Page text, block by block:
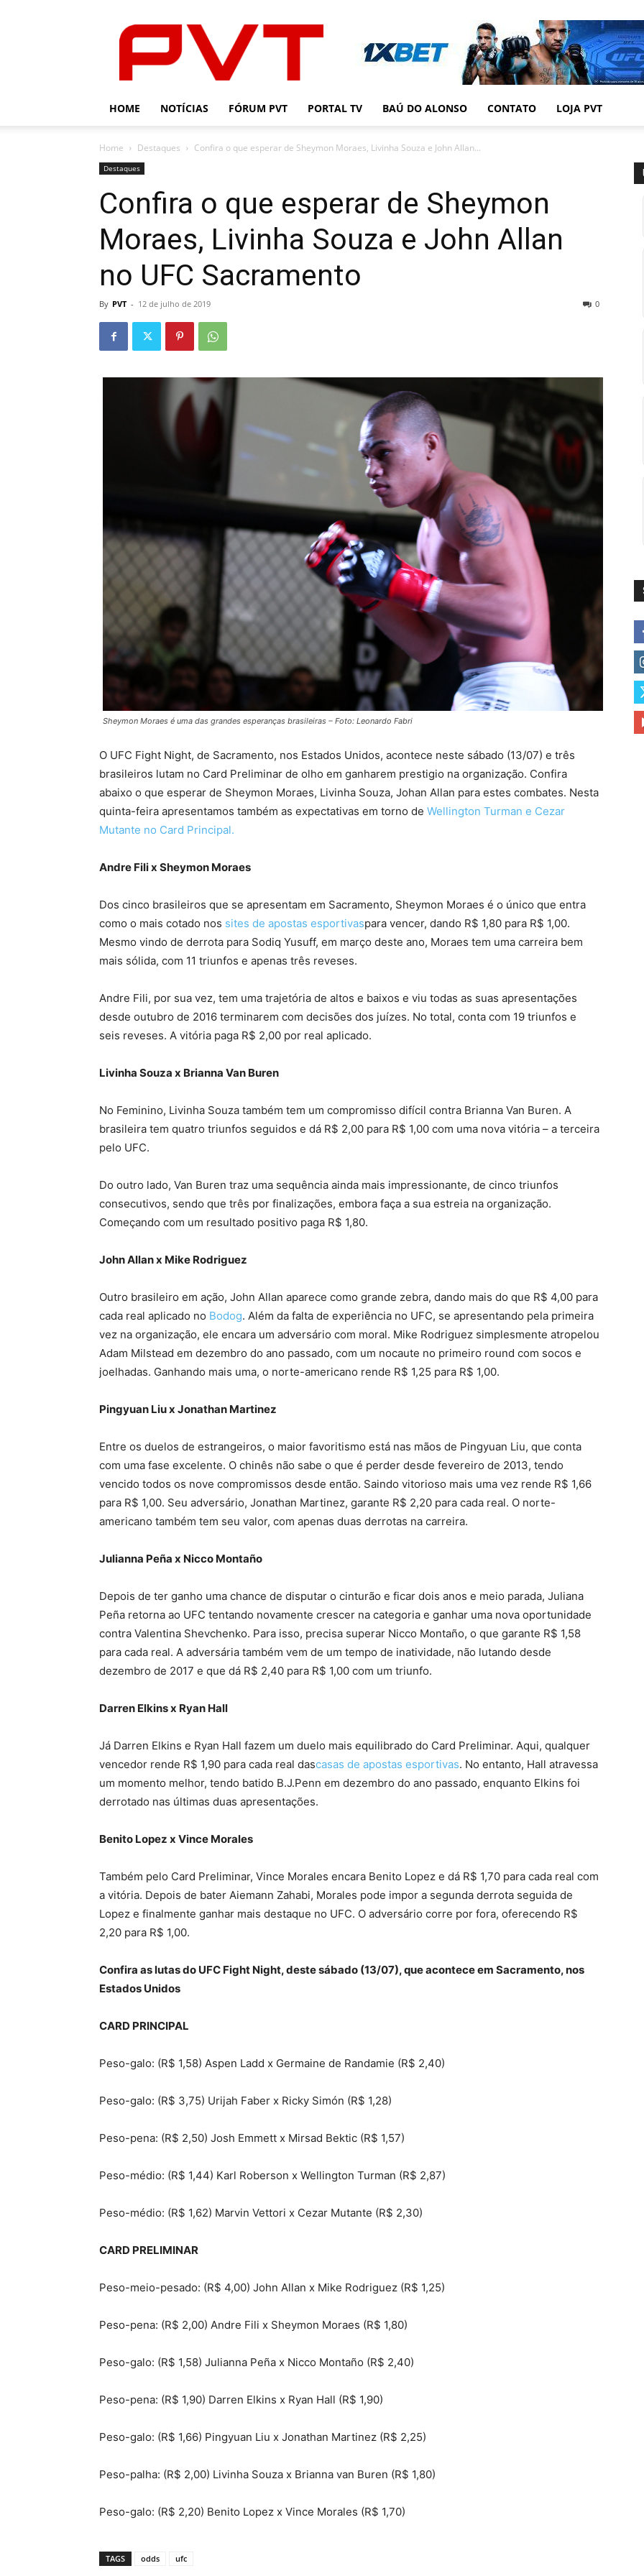
HOME NOTÍCIAS FÓRUM PVT PORTAL TV BAÚ DO ALONSO CONTATO LOJA PVT
Home Destaques Confira o que esperar de Sheymon Moraes, Livinha Souza e John Allan...
Destaques
Confira o que esperar de Sheymon
Moraes, Livinha Souza e John Allan
no UFC Sacramento
By PVT - 12 de julho de 2019 0
Sheymon Moraes é uma das grandes esperanças brasileiras – Foto: Leonardo Fabri
O UFC Fight Night, de Sacramento, nos Estados Unidos, acontece neste sábado (13/07) e três
brasileiros lutam no Card Preliminar de olho em ganharem prestigio na organização. Confira
abaixo o que esperar de Sheymon Moraes, Livinha Souza, Johan Allan para estes combates. Nesta
quinta-feira apresentamos também as expectativas em torno de Wellington Turman e Cezar
Mutante no Card Principal.
Andre Fili x Sheymon Moraes
Dos cinco brasileiros que se apresentam em Sacramento, Sheymon Moraes é o único que entra
como o mais cotado nos sites de apostas esportivaspara vencer, dando R$ 1,80 para R$ 1,00.
Mesmo vindo de derrota para Sodiq Yusuff, em março deste ano, Moraes tem uma carreira bem
mais sólida, com 11 triunfos e apenas três reveses.
Andre Fili, por sua vez, tem uma trajetória de altos e baixos e viu todas as suas apresentações
desde outubro de 2016 terminarem com decisões dos juízes. No total, conta com 19 triunfos e
seis reveses. A vitória paga R$ 2,00 por real aplicado.
Livinha Souza x Brianna Van Buren
No Feminino, Livinha Souza também tem um compromisso difícil contra Brianna Van Buren. A
brasileira tem quatro triunfos seguidos e dá R$ 2,00 para R$ 1,00 com uma nova vitória – a terceira
pelo UFC.
Do outro lado, Van Buren traz uma sequência ainda mais impressionante, de cinco triunfos
consecutivos, sendo que três por finalizações, embora faça a sua estreia na organização.
Começando com um resultado positivo paga R$ 1,80.
John Allan x Mike Rodriguez
Outro brasileiro em ação, John Allan aparece como grande zebra, dando mais do que R$ 4,00 para
cada real aplicado no Bodog. Além da falta de experiência no UFC, se apresentando pela primeira
vez na organização, ele encara um adversário com moral. Mike Rodriguez simplesmente atropelou
Adam Milstead em dezembro do ano passado, com um nocaute no primeiro round com socos e
joelhadas. Ganhando mais uma, o norte-americano rende R$ 1,25 para R$ 1,00.
Pingyuan Liu x Jonathan Martinez
Entre os duelos de estrangeiros, o maior favoritismo está nas mãos de Pingyuan Liu, que conta
com uma fase excelente. O chinês não sabe o que é perder desde fevereiro de 2013, tendo
vencido todos os nove compromissos desde então. Saindo vitorioso mais uma vez rende R$ 1,66
para R$ 1,00. Seu adversário, Jonathan Martinez, garante R$ 2,20 para cada real. O norte-
americano também tem seu valor, com apenas duas derrotas na carreira.
Julianna Peña x Nicco Montaño
Depois de ter ganho uma chance de disputar o cinturão e ficar dois anos e meio parada, Juliana
Peña retorna ao UFC tentando novamente crescer na categoria e ganhar uma nova oportunidade
contra Valentina Shevchenko. Para isso, precisa superar Nicco Montaño, o que garante R$ 1,58
para cada real. A adversária também vem de um tempo de inatividade, não lutando desde
dezembro de 2017 e que dá R$ 2,40 para R$ 1,00 com um triunfo.
Darren Elkins x Ryan Hall
Já Darren Elkins e Ryan Hall fazem um duelo mais equilibrado do Card Preliminar. Aqui, qualquer
vencedor rende R$ 1,90 para cada real dascasas de apostas esportivas. No entanto, Hall atravessa
um momento melhor, tendo batido B.J.Penn em dezembro do ano passado, enquanto Elkins foi
derrotado nas últimas duas apresentações.
Benito Lopez x Vince Morales
Também pelo Card Preliminar, Vince Morales encara Benito Lopez e dá R$ 1,70 para cada real com
a vitória. Depois de bater Aiemann Zahabi, Morales pode impor a segunda derrota seguida de
Lopez e finalmente ganhar mais destaque no UFC. O adversário corre por fora, oferecendo R$
2,20 para R$ 1,00.
Confira as lutas do UFC Fight Night, deste sábado (13/07), que acontece em Sacramento, nos
Estados Unidos
CARD PRINCIPAL
Peso-galo: (R$ 1,58) Aspen Ladd x Germaine de Randamie (R$ 2,40)
Peso-galo: (R$ 3,75) Urijah Faber x Ricky Simón (R$ 1,28)
Peso-pena: (R$ 2,50) Josh Emmett x Mirsad Bektic (R$ 1,57)
Peso-médio: (R$ 1,44) Karl Roberson x Wellington Turman (R$ 2,87)
Peso-médio: (R$ 1,62) Marvin Vettori x Cezar Mutante (R$ 2,30)
CARD PRELIMINAR
Peso-meio-pesado: (R$ 4,00) John Allan x Mike Rodriguez (R$ 1,25)
Peso-pena: (R$ 2,00) Andre Fili x Sheymon Moraes (R$ 1,80)
Peso-galo: (R$ 1,58) Julianna Peña x Nicco Montaño (R$ 2,40)
Peso-pena: (R$ 1,90) Darren Elkins x Ryan Hall (R$ 1,90)
Peso-galo: (R$ 1,66) Pingyuan Liu x Jonathan Martinez (R$ 2,25)
Peso-palha: (R$ 2,00) Livinha Souza x Brianna van Buren (R$ 1,80)
Peso-galo: (R$ 2,20) Benito Lopez x Vince Morales (R$ 1,70)
TAGS odds ufc